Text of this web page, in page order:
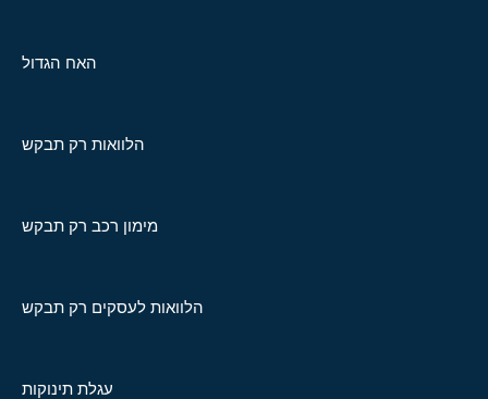
האח הגדול
הלוואות רק תבקש
מימון רכב רק תבקש
הלוואות לעסקים רק תבקש
עגלת תינוקות